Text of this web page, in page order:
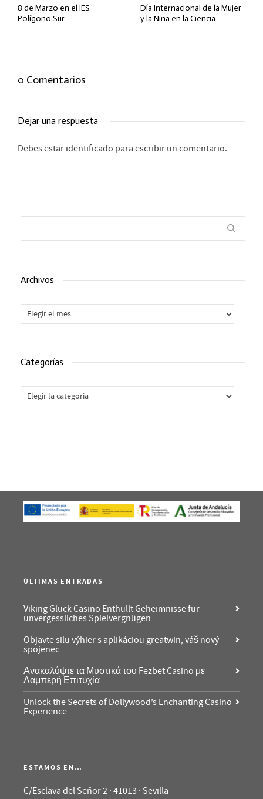
8 de Marzo en el IES
Polígono Sur
Día Internacional de la Mujer
y la Niña en la Ciencia
0 Comentarios
Dejar una respuesta
Debes estar identificado para escribir un comentario.
Archivos
Archivos
Categorías
Categorías
ÚLTIMAS ENTRADAS
Viking Glück Casino Enthüllt Geheimnisse für
unvergessliches Spielvergnügen
Objavte silu výhier s aplikáciou greatwin, váš nový
spojenec
Ανακαλύψτε τα Μυστικά του Fezbet Casino με
Λαμπερή Επιτυχία
Unlock the Secrets of Dollywood’s Enchanting Casino
Experience
ESTAMOS EN…
C/Esclava del Señor 2 · 41013 · Sevilla